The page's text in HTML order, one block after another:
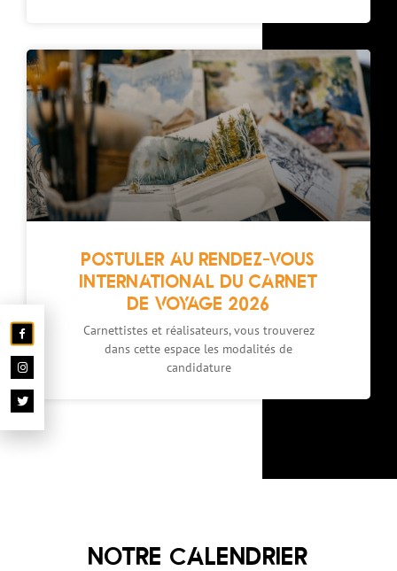
POSTULER AU RENDEZ-VOUS
INTERNATIONAL DU CARNET
DE VOYAGE 2026
Carnettistes et réalisateurs, vous trouverez
dans cette espace les modalités de
candidature
NOTRE CALENDRIER